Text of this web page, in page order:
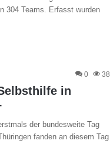
304 Teams. Erfasst wurden
0 38
in
der bundesweite Tag
fanden an diesem Tag